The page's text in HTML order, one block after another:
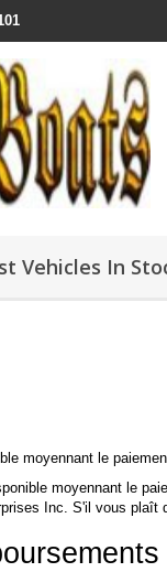
Vehicles In
moyennant le
moyennant le
Inc. S'il vous plaît